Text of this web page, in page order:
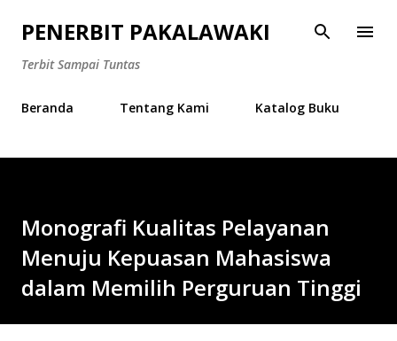
Langsung ke konten utama
PENERBIT PAKALAWAKI
Terbit Sampai Tuntas
Beranda Tentang Kami Katalog Buku
Monografi Kualitas Pelayanan
Menuju Kepuasan Mahasiswa
dalam Memilih Perguruan Tinggi